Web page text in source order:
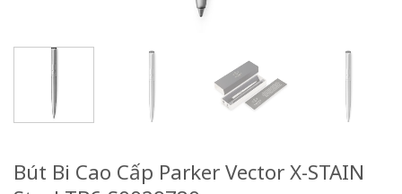
Bút Bi Cao Cấp Parker Vector X-STAIN